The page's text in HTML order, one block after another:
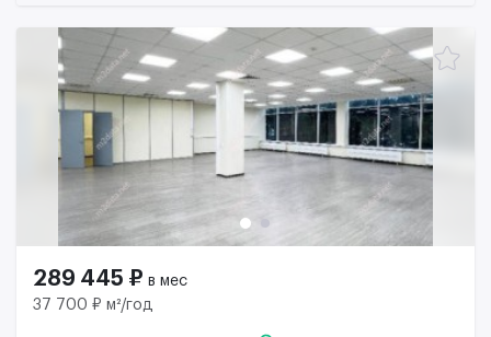
289 445 ₽ в мес
37 700 ₽ м²/год